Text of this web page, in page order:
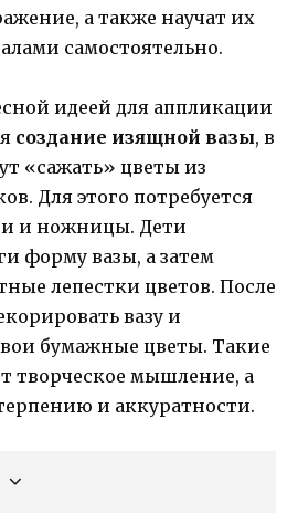
а также научат их
самостоятельно.
идеей для аппликации
создание изящной вазы, в
«сажать» цветы из
Для этого потребуется
и ножницы. Дети
форму вазы, а затем
лепестки цветов. После
вазу и
бумажные цветы. Такие
творческое мышление, а
и аккуратности.